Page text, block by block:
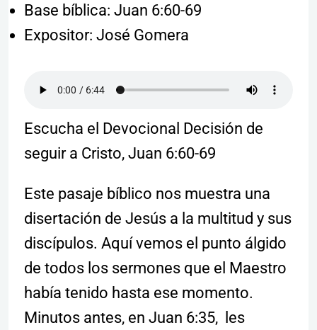
Base bíblica: Juan 6:60-69
Expositor: José Gomera
Escucha el Devocional Decisión de
seguir a Cristo, Juan 6:60-69
Este pasaje bíblico nos muestra una
disertación de Jesús a la multitud y sus
discípulos. Aquí vemos el punto álgido
de todos los sermones que el Maestro
había tenido hasta ese momento.
Minutos antes, en Juan 6:35, les